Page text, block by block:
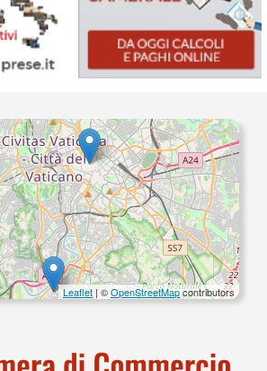
Leaflet | ©OpenStreetMapcontributors